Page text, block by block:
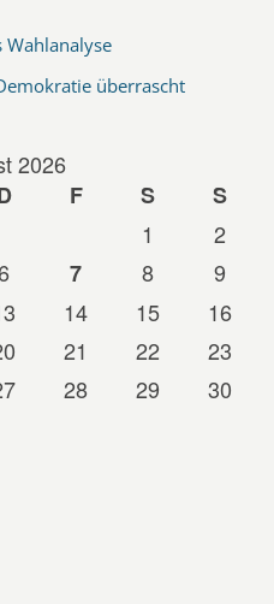
Wahlanalyse
überrascht
2026
F S
S
1
2
7 8
9
14 15
16
21 22
23
28 29
30